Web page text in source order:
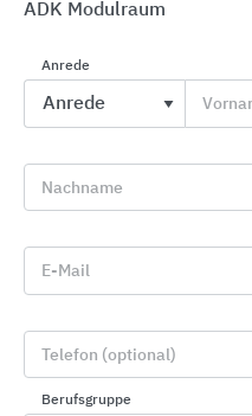
ADK Modulraum
Anrede
Nachname
E-Mail
Telefon (optional)
Berufsgruppe